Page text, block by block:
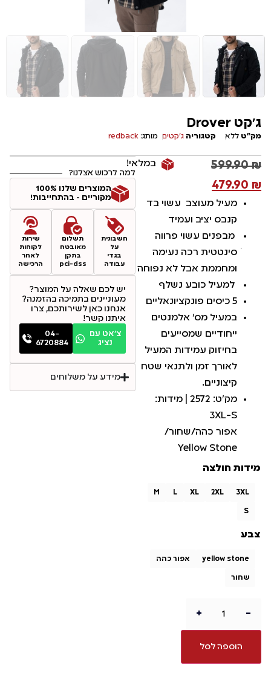
ג'קט Drover
מק"ט ללא קטגוריה ג׳קטים מותג:redback
599.90₪
479.90 ₪
במלאי!
מעיל מעוצב עשוי בד
קנבס יציב ועמיד
מבפנים עשוי פרווה
ׁסינטטית רכה נעימה
ומחממת אבל לא נפוחה
למעיל כובע נשלף
5 כיסים פונקציונאליים
במעיל מס' אלמנטים
ייחודיים שמסייעים
בחיזוק עמידות המעיל
לאורך זמן ולתנאי שטח
קיצוניים.
מק״ט: 2572 | מידות:
3XL-S
אפור כהה/שחור/
Yellow Stone
מידות חולצה
3XL
2XL
XL
L
M
S
צבע
yellow stone אפור כהה
שחור
-
+
הוספה לסל
למה לרכוש אצלנו?
המוצרים שלנו 100%
מקוריים - בהתחייבות!
חשבונית
על
בגדי
עבודה
תשלום
מאובטח
בתקן
pci-dss
שירות
לקוחות
לאחר
הרכישה
יש לכם שאלה על המוצר?
מעוניינים בתמיכה בהזמנה?
אנחנו כאן לשירותכם, צרו
איתנו קשר!
צ׳אט עם
נציג
04-
6720884
מידע על משלוחים